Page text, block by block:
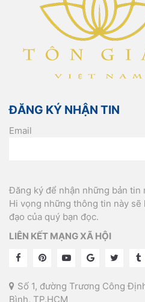
ĐĂNG KÝ NHẬN TIN
Email
Đăng ký để nhận những bản tin
Hi vọng những thông tin này
đạo của quý bạn đọc.
LIÊN KẾT MẠNG XÃ HỘI
Số 1, đường Trương Công
Bình, TP.HCM